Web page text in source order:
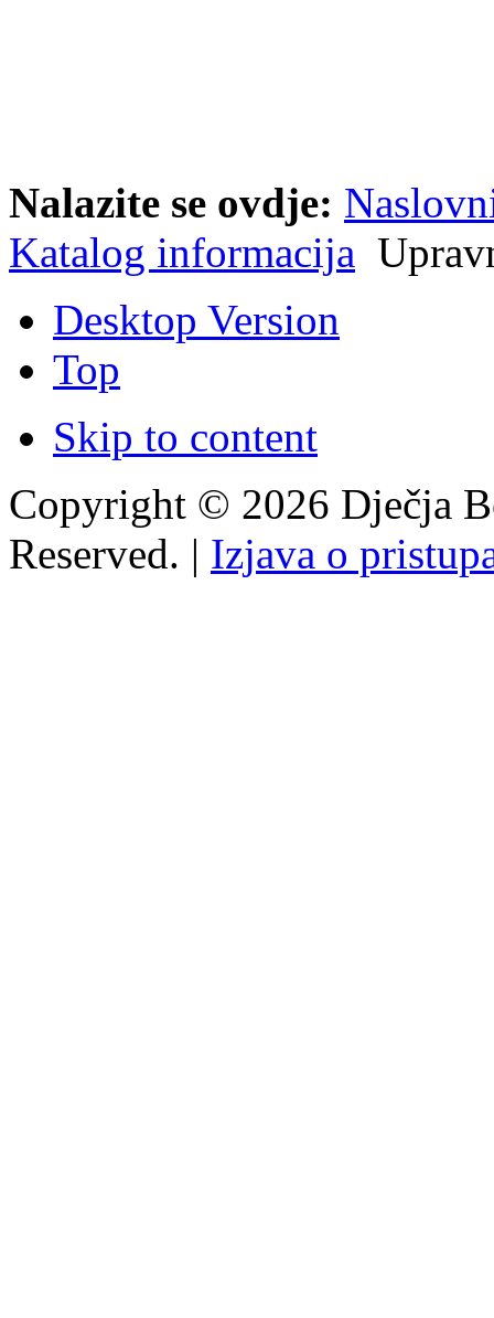
Nalazite se ovdje:
Katalog informacija
Desktop Version
Top
Skip to content
Copyright © 2026 Dječja
Reserved. | Izjava o